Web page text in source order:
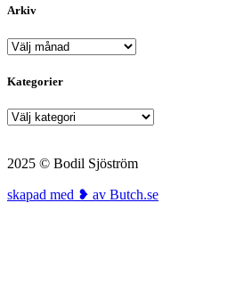
Arkiv
Arkiv
Kategorier
Kategorier
2025 © Bodil Sjöström
skapad med ❥ av Butch.se